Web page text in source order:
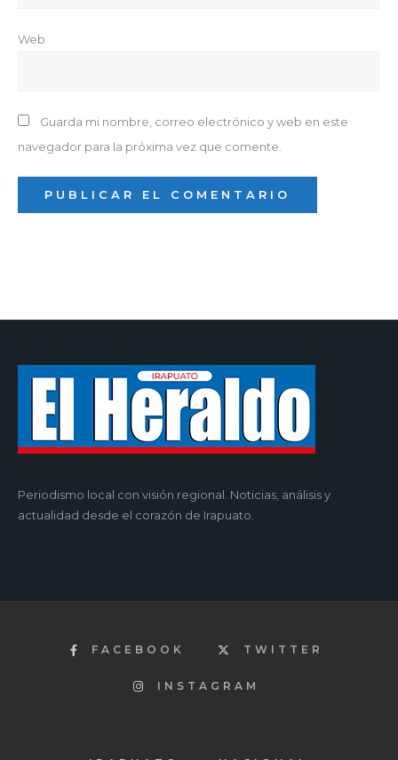
Web
Guarda mi nombre, correo electrónico y web en este
navegador para la próxima vez que comente.
Periodismo local con visión regional. Noticias, análisis y
actualidad desde el corazón de Irapuato.
FACEBOOK TWITTER
INSTAGRAM